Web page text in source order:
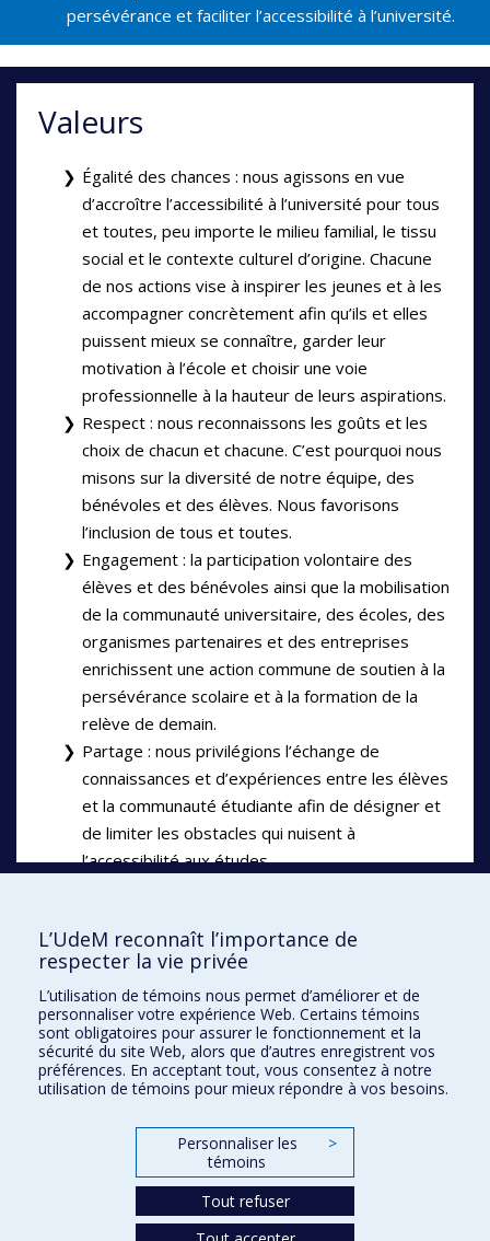
persévérance et faciliter l’accessibilité à l’université.
Valeurs
Égalité des chances : nous agissons en vue
d’accroître l’accessibilité à l’université pour tous
et toutes, peu importe le milieu familial, le tissu
social et le contexte culturel d’origine. Chacune
de nos actions vise à inspirer les jeunes et à les
accompagner concrètement afin qu’ils et elles
puissent mieux se connaître, garder leur
motivation à l’école et choisir une voie
professionnelle à la hauteur de leurs aspirations.
Respect : nous reconnaissons les goûts et les
choix de chacun et chacune. C’est pourquoi nous
misons sur la diversité de notre équipe, des
bénévoles et des élèves. Nous favorisons
l’inclusion de tous et toutes.
Engagement : la participation volontaire des
élèves et des bénévoles ainsi que la mobilisation
de la communauté universitaire, des écoles, des
organismes partenaires et des entreprises
enrichissent une action commune de soutien à la
persévérance scolaire et à la formation de la
relève de demain.
Partage : nous privilégions l’échange de
connaissances et d’expériences entre les élèves
et la communauté étudiante afin de désigner et
de limiter les obstacles qui nuisent à
l’accessibilité aux études.
(communauté universitaire, partenaires) pour
que l’université devienne un lieu
d’épanouissement.
Cap campus
L’UdeM reconnaît l’importance de
respecter la vie privée
L’utilisation de témoins nous permet d’améliorer et de
personnaliser votre expérience Web. Certains témoins
sont obligatoires pour assurer le fonctionnement et la
sécurité du site Web, alors que d’autres enregistrent vos
préférences. En acceptant tout, vous consentez à notre
utilisation de témoins pour mieux répondre à vos besoins.
Personnaliser les
témoins
>
Tout refuser